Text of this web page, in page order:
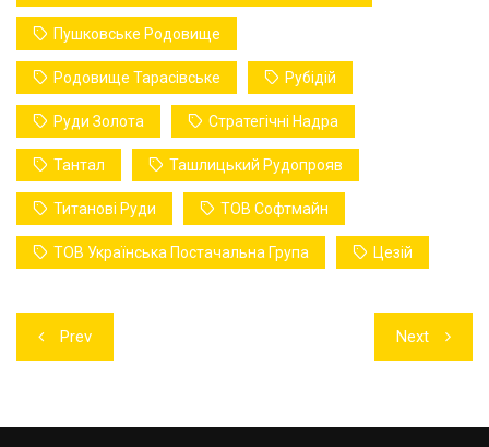
Пушковське Родовище
Родовище Тарасівське Рубідій
Руди Золота Стратегічні Надра
Тантал Ташлицький Рудопрояв
Титанові Руди ТОВ Софтмайн
ТОВ Українська Постачальна Група Цезій
Навігація
записів
Prev Next